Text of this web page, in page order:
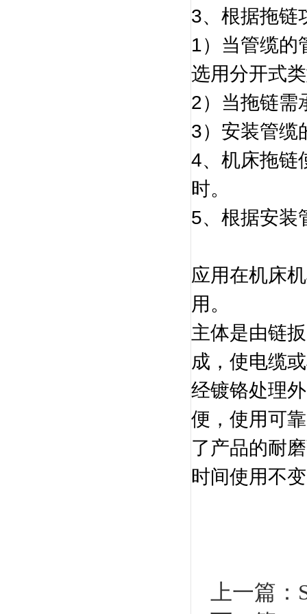
3、根据拖链
1）当管缆的
选用分开式
2）当拖链需
3）安装管缆
4、机床拖链
时。
5、根据安装
应用在机床
用。
主体是由链
成，使电缆
经镀铬处理
便，使用可
了产品的耐
时间使用不
上一篇：